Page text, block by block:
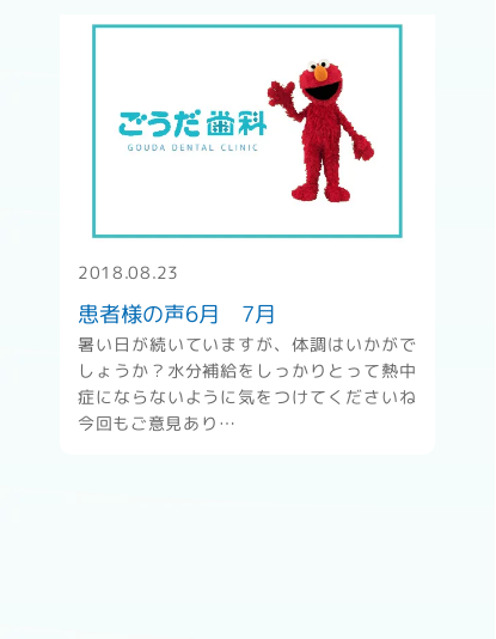
2018.08.23
患者様の声6月 7月
暑い日が続いていますが、体調はいかがで
しょうか？水分補給をしっかりとって熱中
症にならないように気をつけてくださいね
今回もご意見あり…